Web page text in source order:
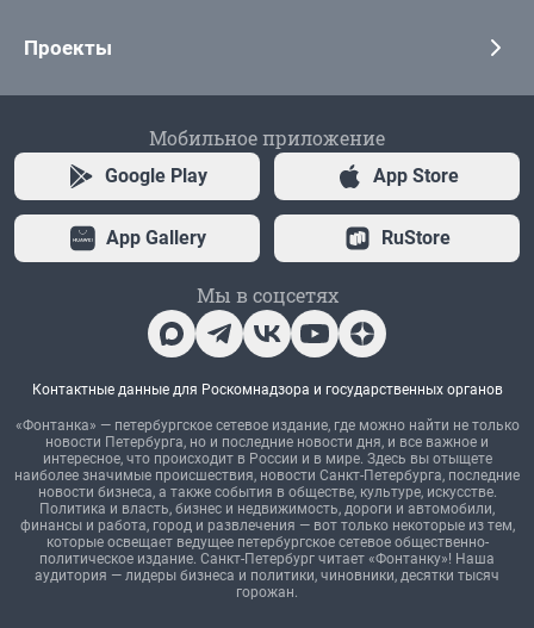
Проекты
Мобильное приложение
Google Play App Store
App Gallery RuStore
Мы в соцсетях
Контактные данные для Роскомнадзора и государственных органов
«Фонтанка» — петербургское сетевое издание, где можно найти не только
новости Петербурга, но и последние новости дня, и все важное и
интересное, что происходит в России и в мире. Здесь вы отыщете
наиболее значимые происшествия, новости Санкт-Петербурга, последние
новости бизнеса, а также события в обществе, культуре, искусстве.
Политика и власть, бизнес и недвижимость, дороги и автомобили,
финансы и работа, город и развлечения — вот только некоторые из тем,
которые освещает ведущее петербургское сетевое общественно-
политическое издание. Санкт-Петербург читает «Фонтанку»! Наша
аудитория — лидеры бизнеса и политики, чиновники, десятки тысяч
горожан.